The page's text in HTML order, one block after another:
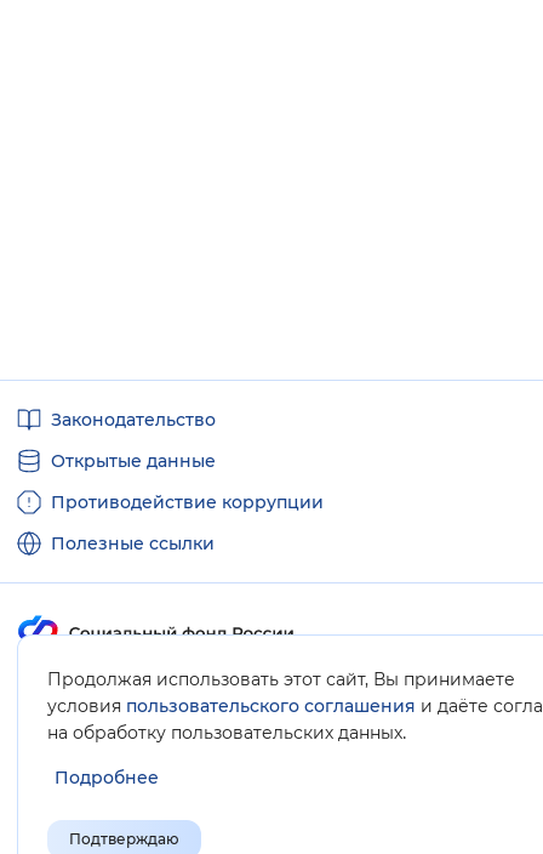
Продолжая использовать этот сайт, Вы принимаете
условия пользовательского соглашения и даёте
на обработку пользовательских данных.
Подробнее
Подтверждаю
ссылкиЗаконодательство
Открытые данные
Противодействие коррупции
Полезные ссылки
Карта сайта